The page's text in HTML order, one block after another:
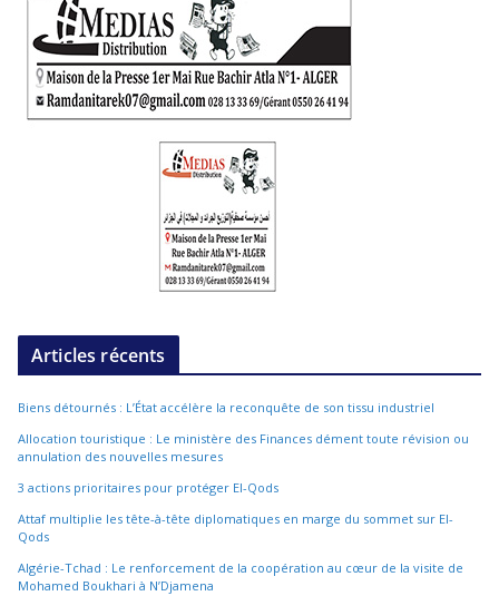
Articles récents
Biens détournés : L’État accélère la reconquête de son tissu industriel
Allocation touristique : Le ministère des Finances dément toute révision ou
annulation des nouvelles mesures
3 actions prioritaires pour protéger El-Qods
Attaf multiplie les tête-à-tête diplomatiques en marge du sommet sur El-
Qods
Algérie-Tchad : Le renforcement de la coopération au cœur de la visite de
Mohamed Boukhari à N’Djamena